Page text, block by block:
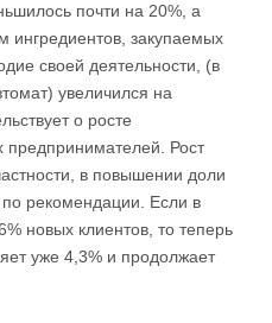
почти на 20%, а
закупаемых
своей деятельности, (в
увеличился на
о росте
Рост
в повышении доли
рекомендации. Если в
новых клиентов, то теперь
уже 4,3% и продолжает